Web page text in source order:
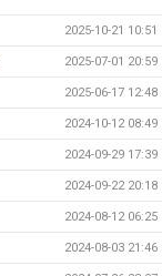
2025-10-21 10:51
2025-07-01 20:59
2025-06-17 12:48
2024-10-12 08:49
2024-09-29 17:39
2024-09-22 20:18
2024-08-12 06:25
2024-08-03 21:46